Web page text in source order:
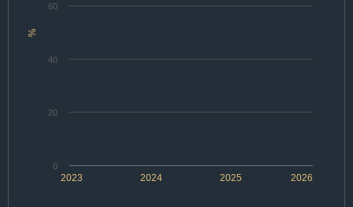
%
2024 2026
2023 2025
0
20
40
60